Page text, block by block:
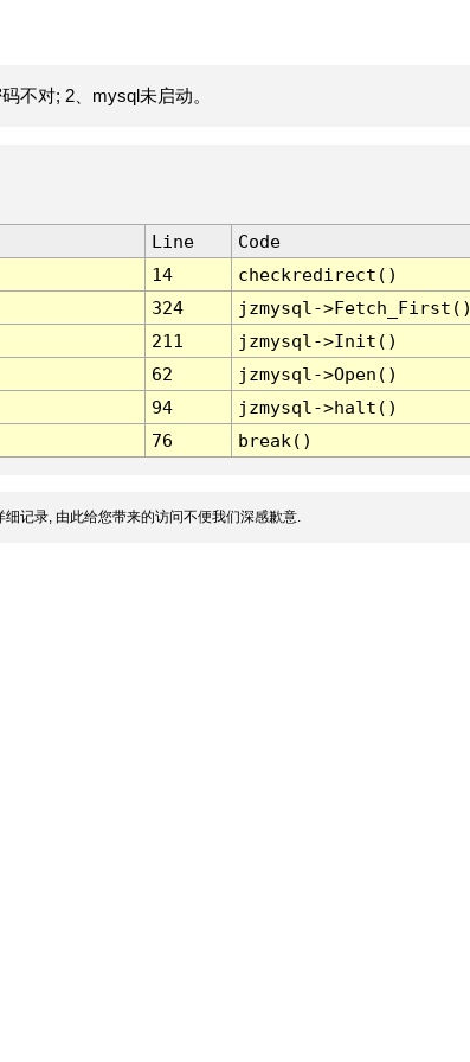
不对; 2、mysql未启动。
Line
Code
14
checkredirect()
324
jzmysql-
211
jzmysql->Init()
62
jzmysql->Open()
94
jzmysql->halt()
76 break()
记录, 由此给您带来的访问不便我们深感歉意.